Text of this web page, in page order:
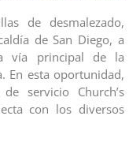
de desmalezado,
de San Diego, a
vía principal de la
En esta oportunidad,
servicio Church’s
con los diversos